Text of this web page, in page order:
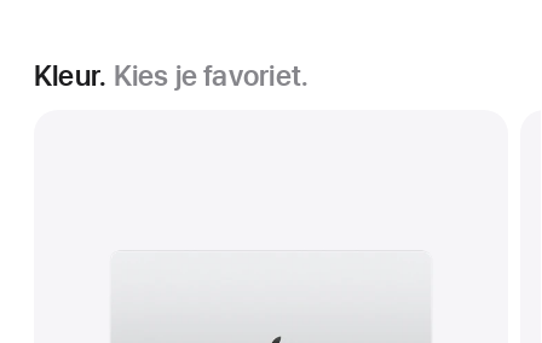
Kleur. Kies je favoriet.